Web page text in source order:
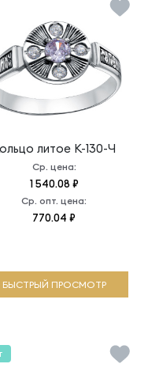
литое К-130-Ч
Ср. цена:
1 540.08 ₽
Ср. опт. цена:
770.04 ₽
БЫСТРЫЙ ПРОСМОТР